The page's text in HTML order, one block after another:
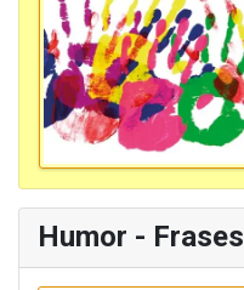
Humor - Frases